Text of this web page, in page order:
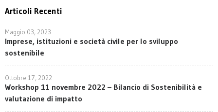
Articoli Recenti
Maggio 03, 2023
Imprese, istituzioni e società civile per lo sviluppo
sostenibile
Ottobre 17, 2022
Workshop 11 novembre 2022 – Bilancio di Sostenibilità e
valutazione di impatto